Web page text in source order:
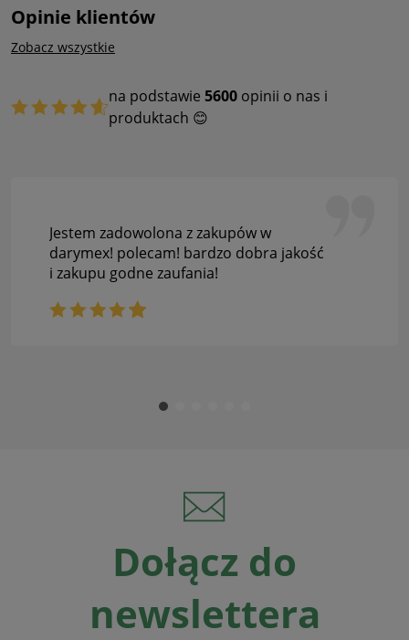
Opinie klientów
Zobacz wszystkie
na podstawie 5600 opinii o nas i
produktach 😊
Jestem zadowolona z zakupów w
darymex! polecam! bardzo dobra jakość
i zakupu godne zaufania!
Dołącz do
newslettera